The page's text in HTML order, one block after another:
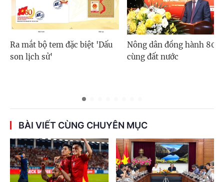
Ra mắt bộ tem đặc biệt 'Dấu
son lịch sử'
Nông dân đồng hành 80
cùng đất nước
BÀI VIẾT CÙNG CHUYÊN MỤC